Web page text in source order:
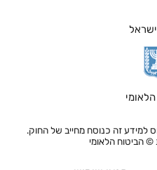
זה כנוסח מחייב של החוק.
הביטוח הלאומי